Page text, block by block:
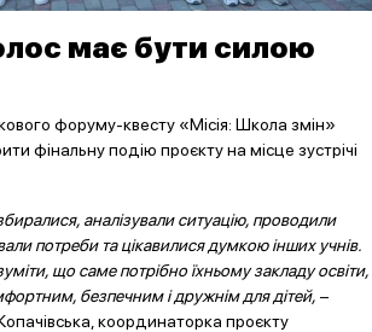
має бути силою
форуму-квесту «Місія: Школа змін»
фінальну подію проєкту на місце зустрічі
аналізували ситуацію, проводили
потреби та цікавилися думкою інших учнів.
що саме потрібно їхньому закладу освіти,
безпечним і дружнім для дітей, –
координаторка проєкту